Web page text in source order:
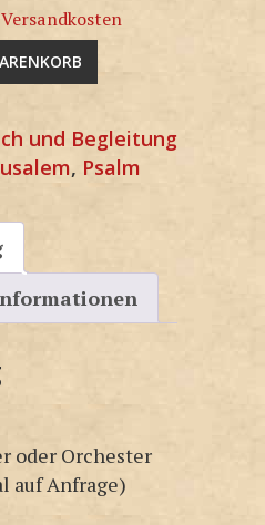
Versandkosten
und Begleitung
, Psalm
oder Orchester
auf Anfrage)